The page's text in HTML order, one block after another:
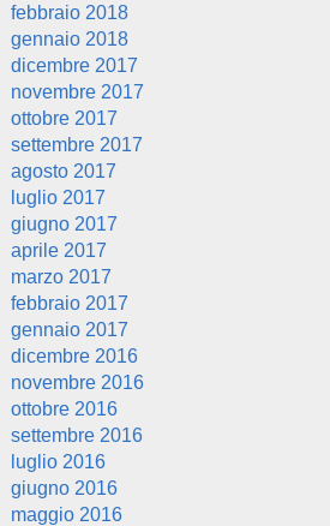
febbraio 2018
gennaio 2018
dicembre 2017
novembre 2017
ottobre 2017
settembre 2017
agosto 2017
luglio 2017
giugno 2017
aprile 2017
marzo 2017
febbraio 2017
gennaio 2017
dicembre 2016
novembre 2016
ottobre 2016
settembre 2016
luglio 2016
giugno 2016
maggio 2016